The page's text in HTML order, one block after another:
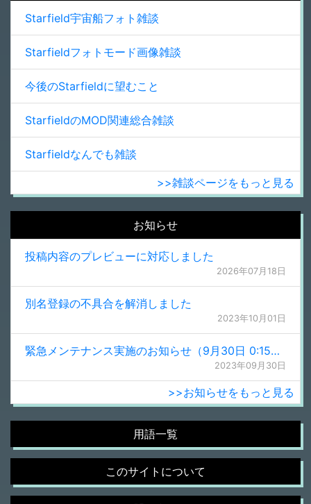
Starfield宇宙船フォト雑談
Starfieldフォトモード画像雑談
今後のStarfieldに望むこと
StarfieldのMOD関連総合雑談
Starfieldなんでも雑談
>>雑談ページをもっと見る
お知らせ
投稿内容のプレビューに対応しました
2026年07月18日
別名登録の不具合を解消しました
2023年10月01日
緊急メンテナンス実施のお知らせ（9月30日 0:15更新）
2023年09月30日
>>お知らせをもっと見る
用語一覧
このサイトについて